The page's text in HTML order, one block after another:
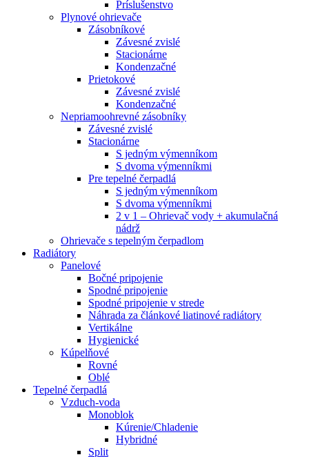
Príslušenstvo
Plynové ohrievače
Zásobníkové
Závesné zvislé
Stacionárne
Kondenzačné
Prietokové
Závesné zvislé
Kondenzačné
Nepriamoohrevné zásobníky
Závesné zvislé
Stacionárne
S jedným výmenníkom
S dvoma výmenníkmi
Pre tepelné čerpadlá
S jedným výmenníkom
S dvoma výmenníkmi
2 v 1 – Ohrievač vody + akumulačná
nádrž
Ohrievače s tepelným čerpadlom
Radiátory
Panelové
Bočné pripojenie
Spodné pripojenie
Spodné pripojenie v strede
Náhrada za článkové liatinové radiátory
Vertikálne
Hygienické
Kúpelňové
Rovné
Oblé
Tepelné čerpadlá
Vzduch-voda
Monoblok
Kúrenie/Chladenie
Hybridné
Split